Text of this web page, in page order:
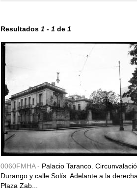
Resultados 1 - 1 de 1
0060FMHA - Palacio Taranco.
Durango y calle Solís. Adelante a la
Plaza Zab...